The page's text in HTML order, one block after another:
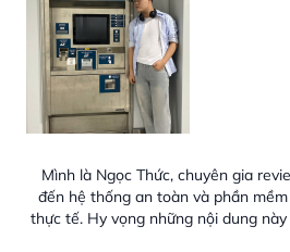
Mình là Ngọc Thức, chuyên gia
đến hệ thống an toàn và phần
thực tế. Hy vọng những nội dung